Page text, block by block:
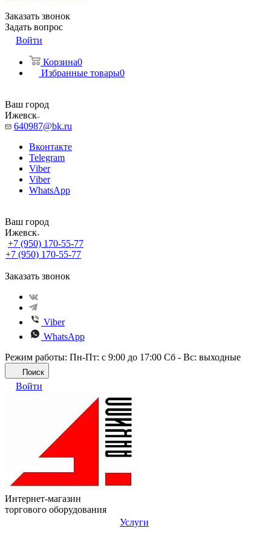
Заказать звонок
Задать вопрос
Войти
Корзина0
Избранные товары0
Ваш город
Ижевск
640987@bk.ru
Вконтакте
Telegram
Viber
Viber
WhatsApp
Ваш город
Ижевск
+7 (950) 170-55-77
+7 (950) 170-55-77
Заказать звонок
Viber
WhatsApp
Режим работы: Пн-Пт: с 9:00 до 17:00 Сб - Вс: выходные
Поиск
Войти
Интернет-магазин
торгового оборудования
Услуги